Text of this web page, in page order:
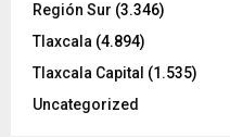
Región Sur (3.346)
Tlaxcala (4.894)
Tlaxcala Capital (1.535)
Uncategorized